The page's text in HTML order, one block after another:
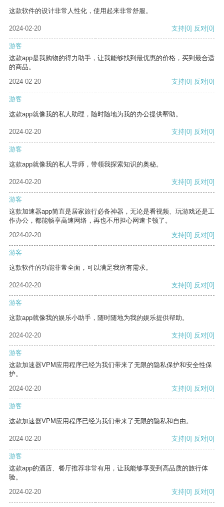
这款软件的设计非常人性化，使用起来非常舒服。
2024-02-20 支持[0] 反对[0]
游客
这款app是我购物的得力助手，让我能够找到最优惠的价格，买到最合适
的商品。
2024-02-20
支持[0] 反对[0]
游客
这款app就像我的私人助理，随时随地为我的办公提供帮助。
2024-02-20 支持[0] 反对[0]
游客
这款app就像我的私人导师，带领我探索知识的奥秘。
2024-02-20 支持[0] 反对[0]
游客
这款加速器app简直是居家旅行必备神器，无论是看视频、玩游戏还是工
作办公，都能畅享高速网络，再也不用担心网速卡顿了。
2024-02-20
支持[0] 反对[0]
游客
这款软件的功能非常全面，可以满足我所有需求。
2024-02-20 支持[0] 反对[0]
游客
这款app就像我的娱乐小助手，随时随地为我的娱乐提供帮助。
2024-02-20 支持[0] 反对[0]
游客
这款加速器VPM应用程序已经为我们带来了无限的隐私保护和安全性保
护。
2024-02-20
支持[0] 反对[0]
游客
这款加速器VPM应用程序已经为我们带来了无限的隐私和自由。
2024-02-20 支持[0] 反对[0]
游客
这款app的酒店、餐厅推荐非常有用，让我能够享受到高品质的旅行体
验。
2024-02-20
支持[0] 反对[0]